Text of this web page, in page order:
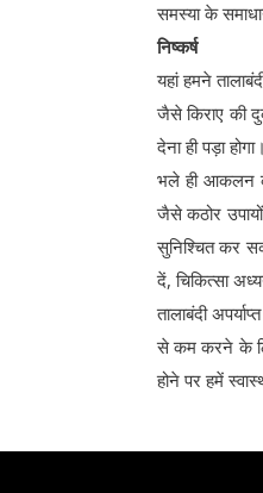
समस्या के
निष्कर्ष
यहां हमने
जैसे किराए की
देना ही पड़ा होगा।
भले ही आकलन
जैसे कठोर
सुनिश्चित कर
दें, चिकित्सा
तालाबंदी
से कम करने के
होने पर हमें